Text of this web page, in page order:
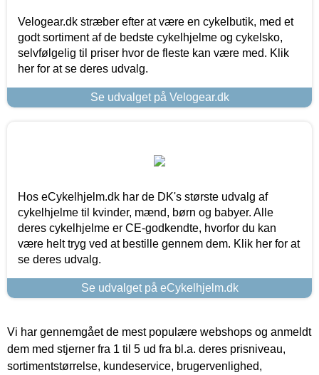
Velogear.dk stræber efter at være en cykelbutik, med et
godt sortiment af de bedste cykelhjelme og cykelsko,
selvfølgelig til priser hvor de fleste kan være med. Klik
her for at se deres udvalg.
Se udvalget på Velogear.dk
Hos eCykelhjelm.dk har de DK's største udvalg af
cykelhjelme til kvinder, mænd, børn og babyer. Alle
deres cykelhjelme er CE-godkendte, hvorfor du kan
være helt tryg ved at bestille gennem dem. Klik her for at
se deres udvalg.
Se udvalget på eCykelhjelm.dk
Vi har gennemgået de mest populære webshops og anmeldt
dem med stjerner fra 1 til 5 ud fra bl.a. deres prisniveau,
sortimentstørrelse, kundeservice, brugervenlighed,